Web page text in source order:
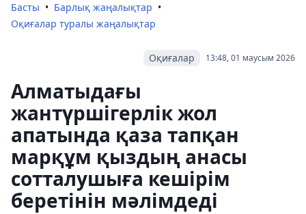
Басты
Барлық жаңалықтар
Оқиғалар туралы жаңалықтар
13:48, 01 маусым 2026
Оқиғалар
Алматыдағы
жантүршігерлік жол
апатында қаза тапқан
марқұм қыздың анасы
сотталушыға кешірім
беретінін мәлімдеді